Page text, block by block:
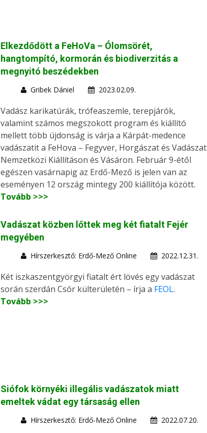
Elkezdődött a FeHoVa – Ólomsörét,
hangtompító, kormorán és biodiverzitás a
megnyitó beszédekben
Gribek Dániel 2023.02.09.
Vadász karikatúrák, trófeaszemle, terepjárók,
valamint számos megszokott program és kiállító
mellett több újdonság is várja a Kárpát-medence
vadászatit a FeHova – Fegyver, Horgászat és Vadászat
Nemzetközi Kiállításon és Vásáron. Február 9-étől
egészen vasárnapig az Erdő-Mező is jelen van az
eseményen 12 ország mintegy 200 kiállítója között.
Tovább >>>
Vadászat közben lőttek meg két fiatalt Fejér
megyében
Hírszerkesztő: Erdő-Mező Online 2022.12.31.
Két iszkaszentgyörgyi fiatalt ért lövés egy vadászat
során szerdán Csór külterületén – írja a FEOL.
Tovább >>>
Siófok környéki illegális vadászatok miatt
emeltek vádat egy társaság ellen
Hírszerkesztő: Erdő-Mező Online 2022.07.20.